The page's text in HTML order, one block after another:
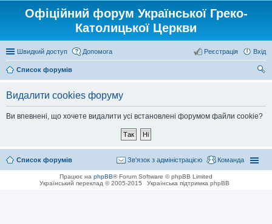
Офіційний форум Української Греко-
Католицької Церкви
Швидкий доступ Допомога Вхід
Реєстрація
Список форумів
Видалити cookies форуму
Ви впевнені, що хочете видалити усі встановлені форумом файли cookie?
Список форумів Команда
Зв'язок з адміністрацією
Працює на phpBB® Forum Software © phpBB Limited
Український переклад © 2005-2015
Українська підтримка phpBB